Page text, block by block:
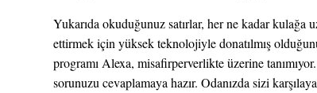
Yukarıda okuduğunuz satırlar, her ne kadar kulağa
ettirmek için yüksek teknolojiyle donatılmış
programı Alexa, misafirperverlikte üzerine
sorunuzu cevaplamaya hazır. Odanızda sizi